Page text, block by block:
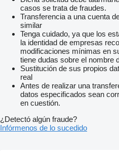
casos se trata de fraudes.
Transferencia a una cuenta
similar
Tenga cuidado, ya que los
la identidad de empresas
modificaciones mínimas en
tiene dudas sobre el nombre
Sustitución de sus propios
real
Antes de realizar una
datos especificados sean
en cuestión.
¿Detectó algún fraude?
Infórmenos de lo sucedido